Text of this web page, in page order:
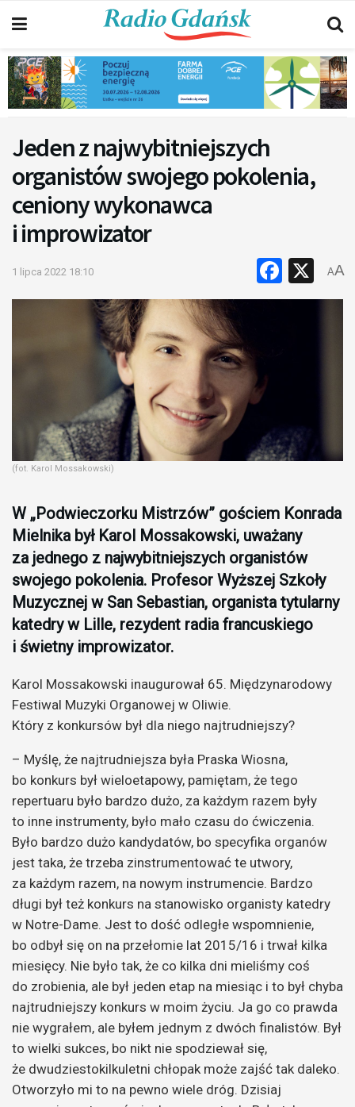
Jeden z najwybitniejszych
organistów swojego pokolenia,
ceniony wykonawca
i improwizator
1 lipca 2022 18:10 X
AA
(fot. Karol Mossakowski)
W „Podwieczorku Mistrzów” gościem Konrada
Mielnika był Karol Mossakowski, uważany
za jednego z najwybitniejszych organistów
swojego pokolenia. Profesor Wyższej Szkoły
Muzycznej w San Sebastian, organista tytularny
katedry w Lille, rezydent radia francuskiego
i świetny improwizator.
Karol Mossakowski inaugurował 65. Międzynarodowy
Festiwal Muzyki Organowej w Oliwie.
Który z konkursów był dla niego najtrudniejszy?
– Myślę, że najtrudniejsza była Praska Wiosna,
bo konkurs był wieloetapowy, pamiętam, że tego
repertuaru było bardzo dużo, za każdym razem były
to inne instrumenty, było mało czasu do ćwiczenia.
Było bardzo dużo kandydatów, bo specyfika organów
jest taka, że trzeba zinstrumentować te utwory,
za każdym razem, na nowym instrumencie. Bardzo
długi był też konkurs na stanowisko organisty katedry
w Notre-Dame. Jest to dość odległe wspomnienie,
bo odbył się on na przełomie lat 2015/16 i trwał kilka
miesięcy. Nie było tak, że co kilka dni mieliśmy coś
do zrobienia, ale był jeden etap na miesiąc i to był chyba
najtrudniejszy konkurs w moim życiu. Ja go co prawda
nie wygrałem, ale byłem jednym z dwóch finalistów. Był
to wielki sukces, bo nikt nie spodziewał się,
że dwudziestokilkuletni chłopak może zajść tak daleko.
Otworzyło mi to na pewno wiele dróg. Dzisiaj